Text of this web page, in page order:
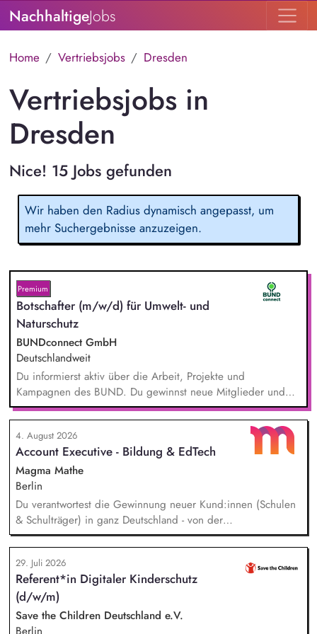
NachhaltigeJobs
Home Vertriebsjobs Dresden
Vertriebsjobs in
Dresden
Nice! 15 Jobs gefunden
Wir haben den Radius dynamisch angepasst, um
mehr Suchergebnisse anzuzeigen.
Premium
Botschafter (m/w/d) für Umwelt- und
Naturschutz
BUNDconnect GmbH
Deutschlandweit
Du informierst aktiv über die Arbeit, Projekte und
Kampagnen des BUND. Du gewinnst neue Mitglieder und
stärkst damit langfristig den Umwelt- und Naturschutz. Du
beantwortest Fragen zu Umwelt-, Arten- und Klimaschutz nach
bestem Wissen und Gewissen. Du unterstützt Kampagnen
und Aktionen, beispielsweise durch das Sammeln von
Unterschriften für Petitionen.
4. August 2026
Account Executive - Bildung & EdTech
Magma Mathe
Berlin
Du verantwortest die Gewinnung neuer Kund:innen (Schulen
& Schulträger) in ganz Deutschland - von der
Leadgenerierung bis zum Vertragsabschluss. Dabei arbeitest
du sowohl mit selbst generierten Leads als auch mit
qualifizierten Inbound-Anfragen in einem typischen Sales-
Zyklus von rund zwei Monaten. Außerdem repräsentierst du
uns auf Messen, Konferenzen und Veranstaltungen im
Bildungsbereich und trägst aktiv dazu bei, unsere Marke in
Deutschland zu etablieren.
29. Juli 2026
Referent*in Digitaler Kinderschutz
(d/w/m)
Save the Children Deutschland e.V.